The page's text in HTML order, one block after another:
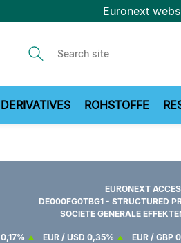
Euronext
DERIVATIVES ROHSTOFFE
EURONEXT
DE000FG0TBG1 - STRUCTURED
SOCIETE GENERALE
0,17% EUR / USD 0,35% EUR / GBP